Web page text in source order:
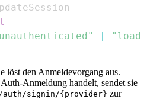
löst den Anmeldevorgang aus.
Anmeldung handelt, sendet sie
auth/signin/{provider} zur